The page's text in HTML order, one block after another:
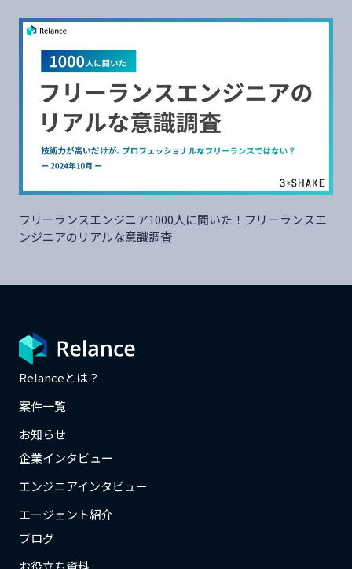
フリーランスエンジニア1000人に聞いた！フリーランスエ
ンジニアのリアルな意識調査
Relanceとは？
案件一覧
お知らせ
企業インタビュー
エンジニアインタビュー
エージェント紹介
ブログ